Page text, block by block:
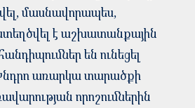
մասնավորապես,
է աշխատանքային
են ունեցել
առարկա տարածքի
որոշումներին